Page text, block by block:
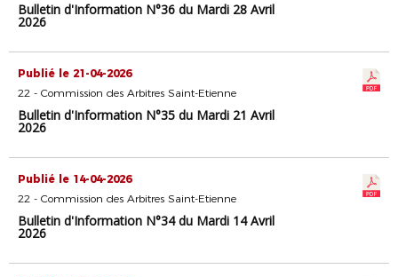
Bulletin d'Information N°36 du Mardi 28 Avril
2026
Publié le 21-04-2026
22 - Commission des Arbitres Saint-Etienne
Bulletin d'Information N°35 du Mardi 21 Avril
2026
Publié le 14-04-2026
22 - Commission des Arbitres Saint-Etienne
Bulletin d'Information N°34 du Mardi 14 Avril
2026